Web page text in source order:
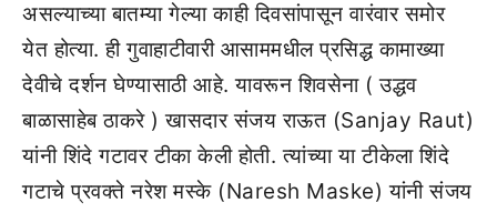
असल्याच्या बातम्या गेल्या काही दिवसांपासून वारंवार समोर
येत होत्या. ही गुवाहाटीवारी आसाममधील प्रसिद्ध कामाख्या
देवीचे दर्शन घेण्यासाठी आहे. यावरून शिवसेना ( उद्धव
बाळासाहेब ठाकरे ) खासदार संजय राऊत (Sanjay Raut)
यांनी शिंदे गटावर टीका केली होती. त्यांच्या या टीकेला शिंदे
गटाचे प्रवक्ते नरेश मस्के (Naresh Maske) यांनी संजय